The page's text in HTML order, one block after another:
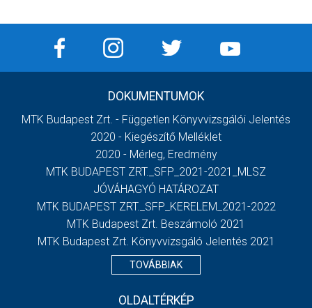
DOKUMENTUMOK
MTK Budapest Zrt. - Független Könyvvizsgálói Jelentés
2020 - Kiegészítő Melléklet
2020 - Mérleg, Eredmény
MTK BUDAPEST ZRT._SFP_2021-2021_MLSZ
JÓVÁHAGYÓ HATÁROZAT
MTK BUDAPEST ZRT._SFP_KERELEM_2021-2022
MTK Budapest Zrt. Beszámoló 2021
MTK Budapest Zrt. Könyvvizsgáló Jelentés 2021
TOVÁBBIAK
OLDALTÉRKÉP